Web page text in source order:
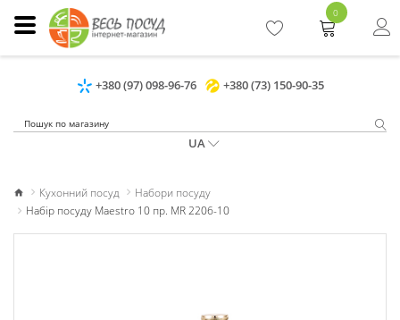
+380 (97) 098-96-76 +380 (73) 150-90-35
UA
0
Кухонний посуд
Набори посуду
Набір посуду Maestro 10 пр. MR 2206-10